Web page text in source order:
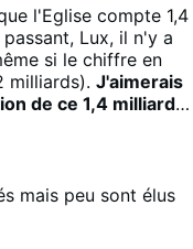
l'Eglise compte 1,4
Lux, il n'y a
si le chiffre en
milliards). J'aimerais
de ce 1,4 milliard
les dimanches et,
des
fait autant
sommes à peu près
mais une
pratiquante. Or,
mais peu sont élus